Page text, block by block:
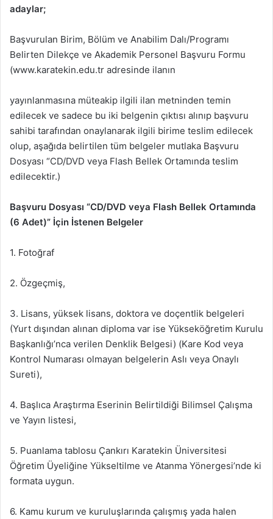
adaylar;
Başvurulan Birim, Bölüm ve Anabilim Dalı/Programı
Belirten Dilekçe ve Akademik Personel Başvuru Formu
(www.karatekin.edu.tr adresinde ilanın
yayınlanmasına müteakip ilgili ilan metninden temin
edilecek ve sadece bu iki belgenin çıktısı alınıp başvuru
sahibi tarafından onaylanarak ilgili birime teslim edilecek
olup, aşağıda belirtilen tüm belgeler mutlaka Başvuru
Dosyası “CD/DVD veya Flash Bellek Ortamında teslim
edilecektir.)
Başvuru Dosyası “CD/DVD veya Flash Bellek Ortamında
(6 Adet)” İçin İstenen Belgeler
1. Fotoğraf
2. Özgeçmiş,
3. Lisans, yüksek lisans, doktora ve doçentlik belgeleri
(Yurt dışından alınan diploma var ise Yükseköğretim Kurulu
Başkanlığı’nca verilen Denklik Belgesi) (Kare Kod veya
Kontrol Numarası olmayan belgelerin Aslı veya Onaylı
Sureti),
4. Başlıca Araştırma Eserinin Belirtildiği Bilimsel Çalışma
ve Yayın listesi,
5. Puanlama tablosu Çankırı Karatekin Üniversitesi
Öğretim Üyeliğine Yükseltilme ve Atanma Yönergesi’nde ki
formata uygun.
6. Kamu kurum ve kuruluşlarında çalışmış yada halen